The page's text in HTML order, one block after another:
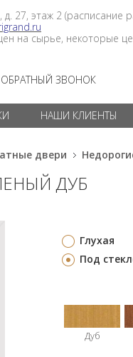
д. 27, этаж 2 (расписание
на сырье, некоторые
ОБРАТНЫЙ ЗВОНОК
НАШИ КЛИЕНТЫ
двери
ДУБ
Глухая
Под
Дуб